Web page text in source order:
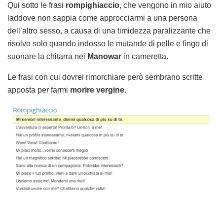
Qui sotto le frasi rompighiaccio, che vengono in mio aiuto
laddove non sappia come approcciarmi a una persona
dell’altro sesso, a causa di una timidezza paralizzante che
risolvo solo quando indosso le mutande di pelle e fingo di
suonare la chitarra nei Manowar in cameretta.
Le frasi con cui dovrei rimorchiare però sembrano scritte
apposta per farmi morire vergine.